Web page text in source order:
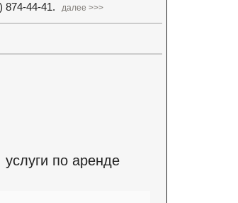
874-44-41.
далее >>>
по аренде